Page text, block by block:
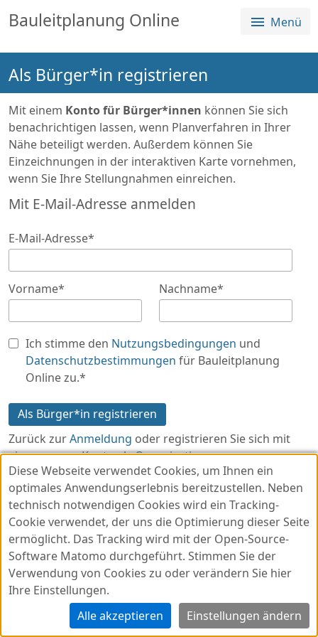
Sprungmenü
Direkt
Hauptnavigation
springen
Direkt
Inhalt
springen
Direkt
springen
Bauleitplanung Online Menü
Alle Planverfahren Über die Plattform
Als Bürger*in registrieren
Mit einem Konto für Bürger*innen können Sie sich
benachrichtigen lassen, wenn Planverfahren in Ihrer
Nähe beteiligt werden. Außerdem können Sie
Einzeichnungen in der interaktiven Karte vornehmen,
wenn Sie Ihre Stellungnahmen einreichen.
Mit E-Mail-Adresse anmelden
E-Mail-Adresse*
Vorname* Nachname*
Ich stimme den Nutzungsbedingungen und
Datenschutzbestimmungen für Bauleitplanung
Online zu.*
Als Bürger*in registrieren
Zurück zurAnmeldung oder registrieren Sie sich mit
einem neuen Konto alsOrganisation.
Datenschutz
Impressum
Barrierefreiheit
Nutzungsbedingungen
v2024.8.9
Diese Webseite verwendet Cookies, um Ihnen ein
optimales Anwendungserlebnis bereitzustellen. Neben
technisch notwendigen Cookies wird ein Tracking-
Cookie verwendet, der uns die Optimierung dieser Seite
ermöglicht. Das Tracking wird mit der Open-Source-
Software Matomo durchgeführt. Stimmen Sie der
Verwendung von Cookies zu oder verändern Sie hier
Ihre Einstellungen.
Alle akzeptieren
Einstellungen ändern